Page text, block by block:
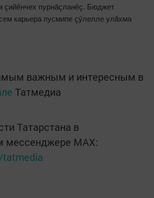
çийӗнчех пурнăçланӗç. Бюджет
карьера пусмипе çӳлелле улăхма
важным и интересным в
Татмедиа
Татарстана в
мессенджере MАХ: